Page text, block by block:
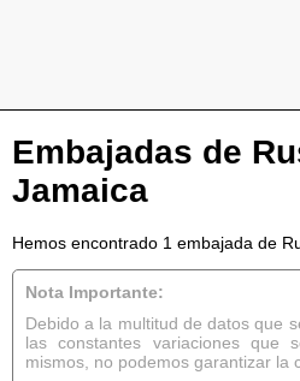
Embajadas de
Jamaica
Hemos encontrado 1 embajada de
Nota Importante:
Debido a la multitud de datos que
las constantes variaciones que
mismos, no podemos garantizar la